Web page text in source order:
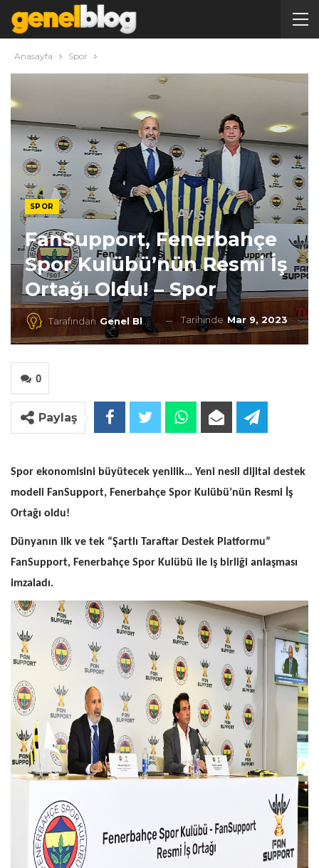
Anasayfa Spor
SPOR
FanSupport, Fenerbahçe
Spor Kulübü’nün Resmi İş
Ortağı Oldu! – Spor
Tarafından Genel Blog TarihindeMar 9, 2023
0
Paylaş
Spor ekonomisini büyütecek yenilik… Yeni nesil dijital destek
modeli FanSupport, Fenerbahçe Spor Kulübü’nün Resmi İş
Ortağı oldu!
Dünyanın ilk ve tek “Şartlı Taraftar Destek Platformu”
FanSupport, Fenerbahçe Spor Kulübü ile iş birliği anlaşması
imzaladı.